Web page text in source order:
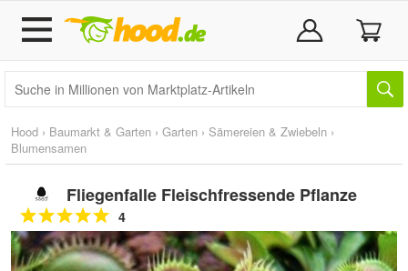
Hood › Baumarkt & Garten › Garten › Sämereien & Zwiebeln ›
Blumensamen
Fliegenfalle Fleischfressende Pflanze
4